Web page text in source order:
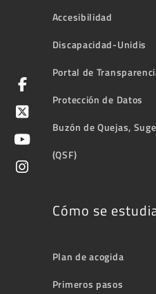
Accesibilidad
Discapacidad-Unidis
Portal de
Protección de Datos
Buzón de Quejas,
(QSF)
Cómo se
Plan de acogida
Primeros pasos